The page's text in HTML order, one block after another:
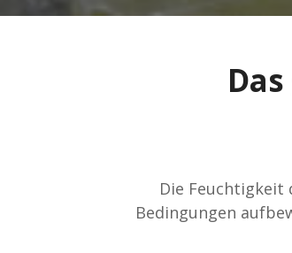
Die
Bedingungen